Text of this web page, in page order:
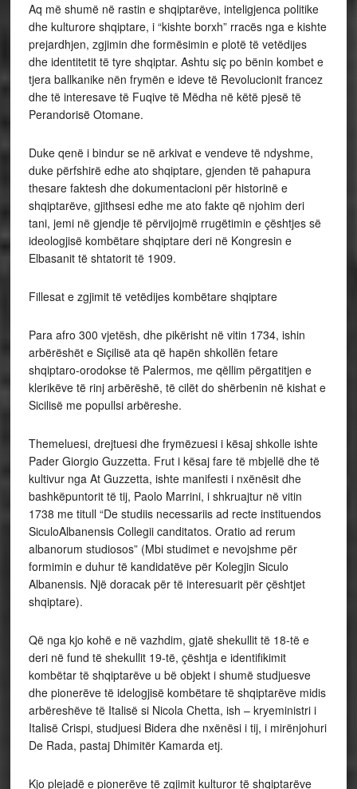
Aq më shumë në rastin e shqiptarëve, inteligjenca politike
dhe kulturore shqiptare, i “kishte borxh” rracës nga e kishte
prejardhjen, zgjimin dhe formësimin e plotë të vetëdijes
dhe identitetit të tyre shqiptar. Ashtu siç po bënin kombet e
tjera ballkanike nën frymën e ideve të Revolucionit francez
dhe të interesave të Fuqive të Mëdha në këtë pjesë të
Perandorisë Otomane.
Duke qenë i bindur se në arkivat e vendeve të ndyshme,
duke përfshirë edhe ato shqiptare, gjenden të pahapura
thesare faktesh dhe dokumentacioni për historinë e
shqiptarëve, gjithsesi edhe me ato fakte që njohim deri
tani, jemi në gjendje të përvijojmë rrugëtimin e çështjes së
ideologjisë kombëtare shqiptare deri në Kongresin e
Elbasanit të shtatorit të 1909.
Fillesat e zgjimit të vetëdijes kombëtare shqiptare
Para afro 300 vjetësh, dhe pikërisht në vitin 1734, ishin
arbërëshët e Siçilisë ata që hapën shkollën fetare
shqiptaro-orodokse të Palermos, me qëllim përgatitjen e
klerikëve të rinj arbërëshë, të cilët do shërbenin në kishat e
Sicilisë me popullsi arbëreshe.
Themeluesi, drejtuesi dhe frymëzuesi i kësaj shkolle ishte
Pader Giorgio Guzzetta. Frut i kësaj fare të mbjellë dhe të
kultivur nga At Guzzetta, ishte manifesti i nxënësit dhe
bashkëpuntorit të tij, Paolo Marrini, i shkruajtur në vitin
1738 me titull “De studiis necessariis ad recte instituendos
SiculoAlbanensis Collegii canditatos. Oratio ad rerum
albanorum studiosos” (Mbi studimet e nevojshme për
formimin e duhur të kandidatëve për Kolegjin Siculo
Albanensis. Një doracak për të interesuarit për çështjet
shqiptare).
Që nga kjo kohë e në vazhdim, gjatë shekullit të 18-të e
deri në fund të shekullit 19-të, çështja e identifikimit
kombëtar të shqiptarëve u bë objekt i shumë studjuesve
dhe pionerëve të idelogjisë kombëtare të shqiptarëve midis
arbëreshëve të Italisë si Nicola Chetta, ish – kryeministri i
Italisë Crispi, studjuesi Bidera dhe nxënësi i tij, i mirënjohuri
De Rada, pastaj Dhimitër Kamarda etj.
Kjo plejadë e pionerëve të zgjimit kulturor të shqiptarëve